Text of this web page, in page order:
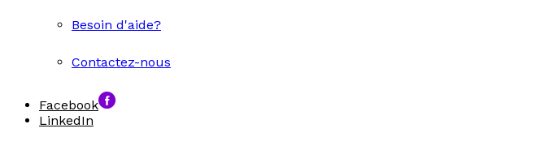
Besoin d'aide?
Contactez-nous
Facebook
LinkedIn